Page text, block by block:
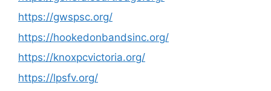
https://gwspsc.org/
https://hookedonbandsinc.org/
https://knoxpcvictoria.org/
https://lpsfv.org/